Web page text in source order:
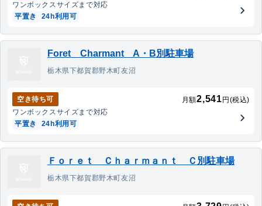
ワンボックスサイズまで対応
平置き
24h利用可
Foret Charmant A・B別駐車場
栃木県下都賀郡野木町友沼
空き待ち可 月額2,541 円(税込)
ワンボックスサイズまで対応
平置き
24h利用可
Ｆｏｒｅｔ Ｃｈａｒｍａｎｔ Ｃ別駐車場
栃木県下都賀郡野木町友沼